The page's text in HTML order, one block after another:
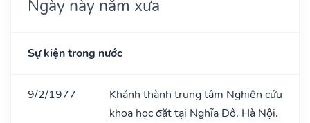
Ngày này năm xưa
Sự kiện trong nước
9/2/1977
Khánh thành trung tâm Nghiên cứu
khoa học đặt tại Nghĩa Đô, Hà Nội.